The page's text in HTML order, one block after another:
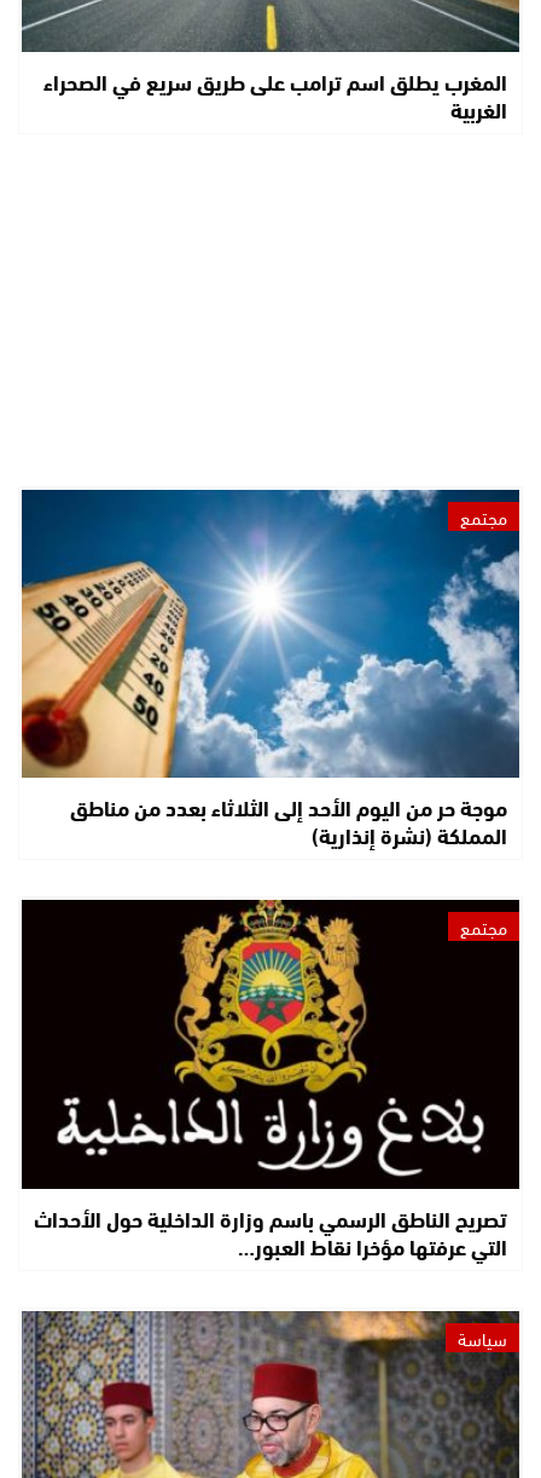
المغرب يطلق اسم ترامب على طريق سريع في الصحراء
الغربية
مجتمع
موجة حر من اليوم الأحد إلى الثلاثاء بعدد من مناطق
المملكة (نشرة إنذارية)
مجتمع
تصريح الناطق الرسمي باسم وزارة الداخلية حول الأحداث
التي عرفتها مؤخرا نقاط العبور…
سياسة